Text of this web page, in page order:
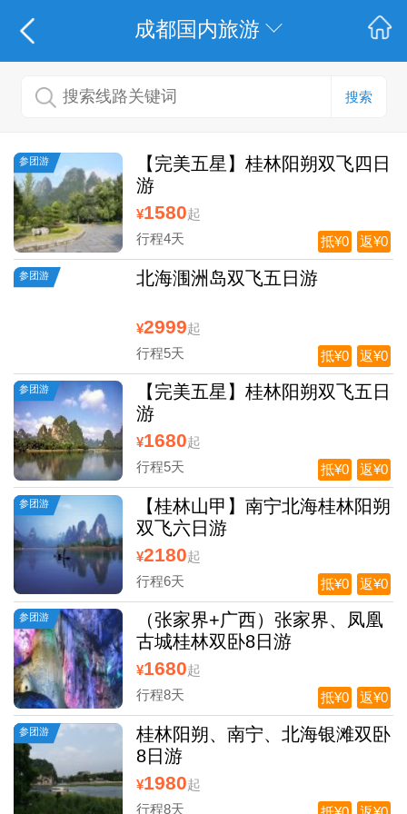
成都国内旅游
搜索
参团游
【完美五星】桂林阳朔双飞四日
游
¥1580起
行程4天
返¥0
抵¥0
参团游 北海涠洲岛双飞五日游
¥2999起
行程5天
返¥0
抵¥0
参团游
【完美五星】桂林阳朔双飞五日
游
¥1680起
行程5天
返¥0
抵¥0
参团游
【桂林山甲】南宁北海桂林阳朔
双飞六日游
¥2180起
行程6天
返¥0
抵¥0
参团游
（张家界+广西）张家界、凤凰
古城桂林双卧8日游
¥1680起
行程8天
返¥0
抵¥0
参团游
桂林阳朔、南宁、北海银滩双卧
8日游
¥1980起
行程8天